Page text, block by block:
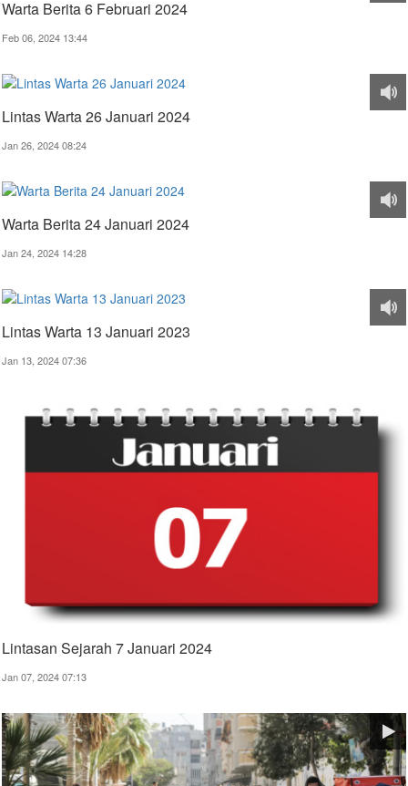
Warta Berita 6 Februari 2024
Feb 06, 2024 13:44
Lintas Warta 26 Januari 2024
Jan 26, 2024 08:24
Warta Berita 24 Januari 2024
Jan 24, 2024 14:28
Lintas Warta 13 Januari 2023
Jan 13, 2024 07:36
Lintasan Sejarah 7 Januari 2024
Jan 07, 2024 07:13